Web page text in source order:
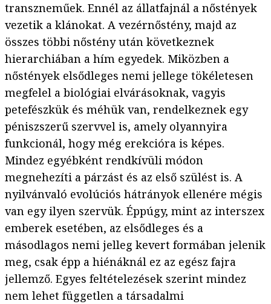
transzneműek. Ennél az állatfajnál a nőstények
vezetik a klánokat. A vezérnőstény, majd az
összes többi nőstény után következnek
hierarchiában a hím egyedek. Miközben a
nőstények elsődleges nemi jellege tökéletesen
megfelel a biológiai elvárásoknak, vagyis
petefészkük és méhük van, rendelkeznek egy
péniszszerű szervvel is, amely olyannyira
funkcionál, hogy még erekcióra is képes.
Mindez egyébként rendkívüli módon
megnehezíti a párzást és az első szülést is. A
nyilvánvaló evolúciós hátrányok ellenére mégis
van egy ilyen szervük. Éppúgy, mint az interszex
emberek esetében, az elsődleges és a
másodlagos nemi jelleg kevert formában jelenik
meg, csak épp a hiénáknál ez az egész fajra
jellemző. Egyes feltételezések szerint mindez
nem lehet független a társadalmi